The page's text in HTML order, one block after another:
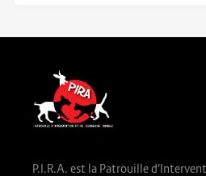
P.I.R.A. est la Patrouille